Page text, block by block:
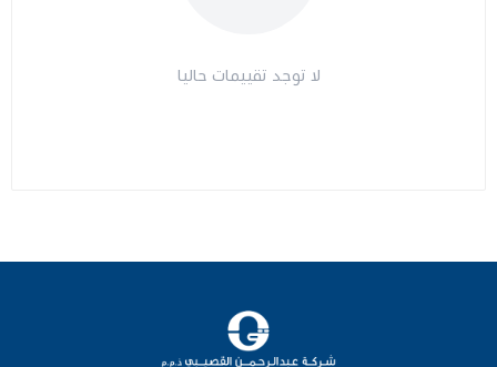
لا توجد تقييمات حاليا